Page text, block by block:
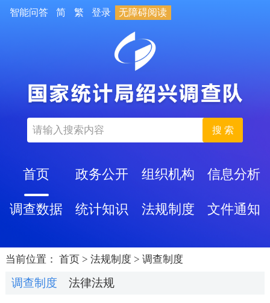
智能问答 简 繁 登录 无障碍阅读
搜 索
首页 政务公开 组织机构 信息分析
调查数据 统计知识 法规制度 文件通知
当前位置： 首页 > 法规制度 > 调查制度
调查制度 法律法规